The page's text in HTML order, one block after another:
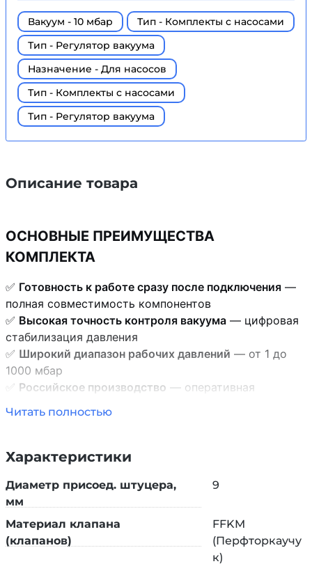
Вакуум - 10 мбар
Тип - Комплекты с насосами
Тип - Регулятор вакуума
Назначение - Для насосов
Тип - Комплекты с насосами
Тип - Регулятор вакуума
Описание товара
ОСНОВНЫЕ ПРЕИМУЩЕСТВА
КОМПЛЕКТА
✅ Готовность к работе сразу после подключения —
полная совместимость компонентов
✅ Высокая точность контроля вакуума — цифровая
стабилизация давления
✅ Широкий диапазон рабочих давлений — от 1 до
1000 мбар
✅ Российское производство — оперативная
сервисная поддержка и поставка запчастей
шкафами
СОСТАВ КОМПЛЕКТА
1. Вакуумный насос PL.HM02.02.10
Тип:Мембранный, химически стойкий
Читать полностью
Характеристики
Диаметр присоед. штуцера,
мм
9
Материал клапана
(клапанов)
FFKM
(Перфторкаучу
к)